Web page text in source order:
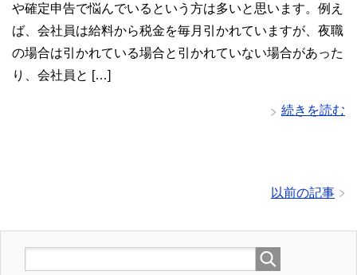
や確定申告で悩んでいるという方は多いと思います。例え
ば、会社員は給料から税金を毎月引かれていますが、夜職
の場合は引かれている場合と引かれていない場合があった
り、会社員と […]
続きを読む
以前の記事